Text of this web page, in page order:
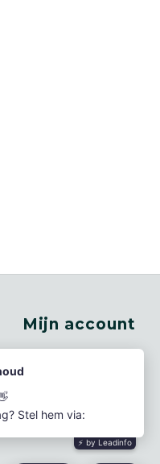
Mijn account
Mijn bestellingen
Mijn verlanglijst